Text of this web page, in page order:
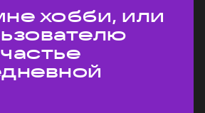
хобби, или